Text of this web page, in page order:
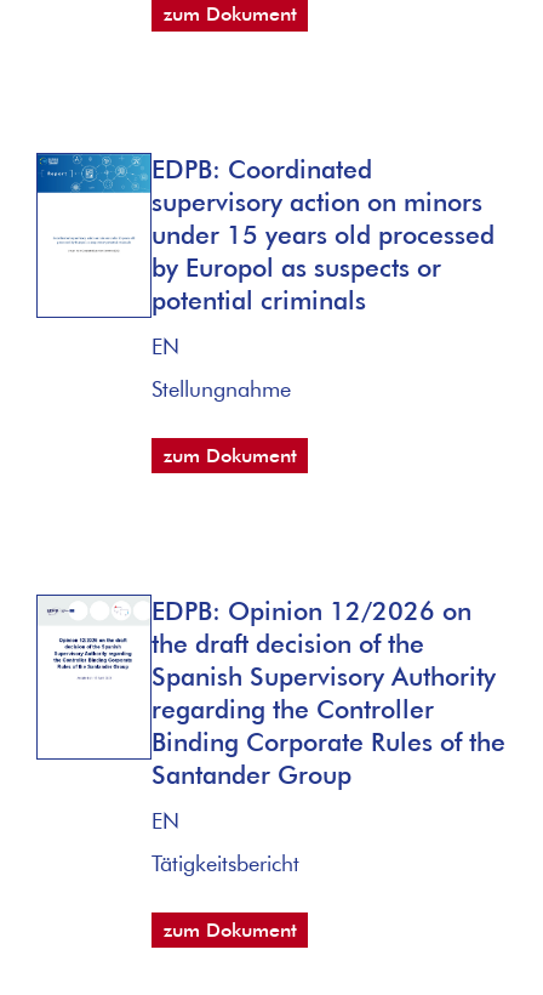
zum Dokument
EDPB: Coordinated
supervisory action on minors
under 15 years old processed
by Europol as suspects or
potential criminals
EN
Stellungnahme
zum Dokument
EDPB: Opinion 12/2026 on
the draft decision of the
Spanish Supervisory Authority
regarding the Controller
Binding Corporate Rules of the
Santander Group
EN
Tätigkeitsbericht
zum Dokument